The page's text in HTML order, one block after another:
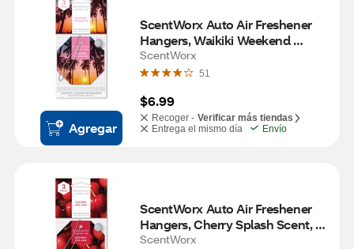
Agregar
ScentWorx Auto Air Freshener
Hangers, Waikiki Weekend
Scent, 3 ct
ScentWorx
51
$6.99
Recoger - Verificar más tiendas
Entrega el mismo día
Envío
ScentWorx Auto Air Freshener
Hangers, Cherry Splash Scent, 3
ct
ScentWorx